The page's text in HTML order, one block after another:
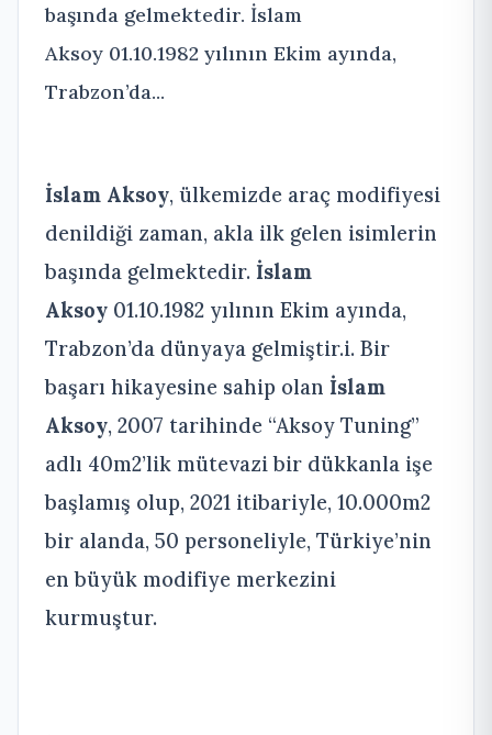
başında gelmektedir. İslam
Aksoy 01.10.1982 yılının Ekim ayında,
Trabzon’da...
İslam Aksoy, ülkemizde araç modifiyesi
denildiği zaman, akla ilk gelen isimlerin
başında gelmektedir. İslam
Aksoy 01.10.1982 yılının Ekim ayında,
Trabzon’da dünyaya gelmiştir.i. Bir
başarı hikayesine sahip olan İslam
Aksoy, 2007 tarihinde “Aksoy Tuning”
adlı 40m2’lik mütevazi bir dükkanla işe
başlamış olup, 2021 itibariyle, 10.000m2
bir alanda, 50 personeliyle, Türkiye’nin
en büyük modifiye merkezini
kurmuştur.